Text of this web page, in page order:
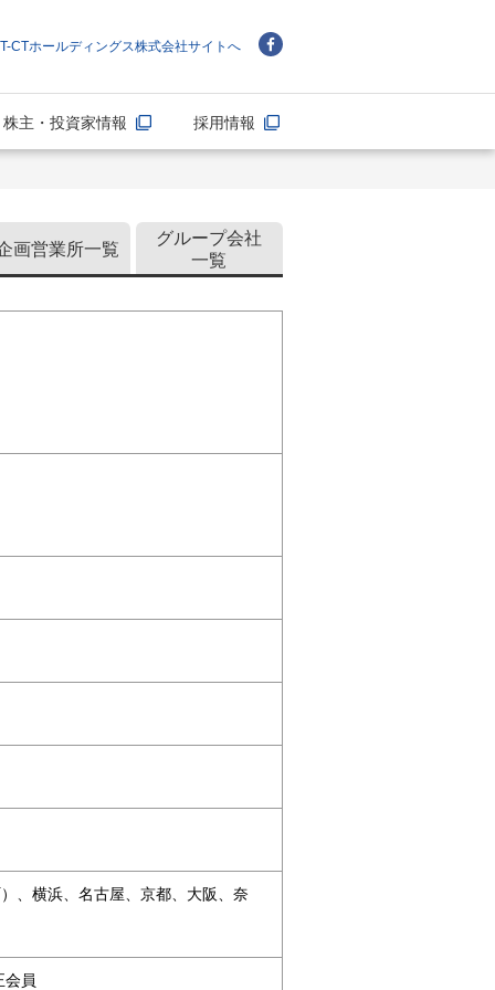
CTホールディングス株式会社サイトへ
株主・投資家情報 採用情報
画営業所一覧
グループ会社
一覧
、横浜、名古屋、京都、大阪、奈
会員